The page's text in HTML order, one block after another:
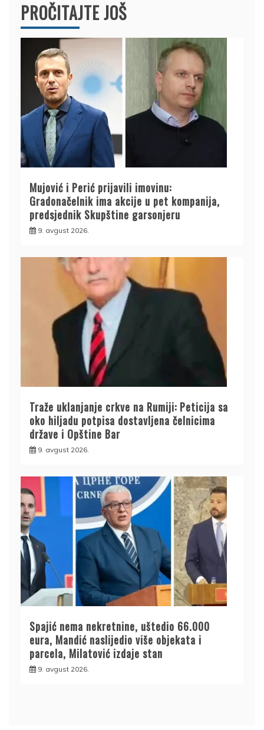
PROČITAJTE JOŠ
Mujović i Perić prijavili imovinu:
Gradonačelnik ima akcije u pet kompanija,
predsjednik Skupštine garsonjeru
9. avgust 2026.
Traže uklanjanje crkve na Rumiji: Peticija sa
oko hiljadu potpisa dostavljena čelnicima
države i Opštine Bar
9. avgust 2026.
Spajić nema nekretnine, uštedio 66.000
eura, Mandić naslijedio više objekata i
parcela, Milatović izdaje stan
9. avgust 2026.